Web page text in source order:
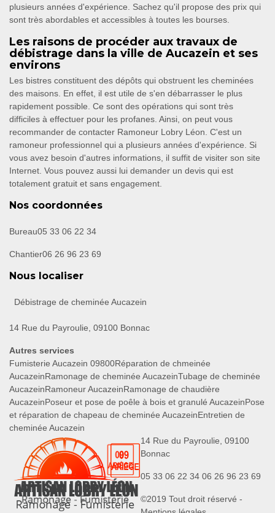
plusieurs années d'expérience. Sachez qu'il propose des prix qui
sont très abordables et accessibles à toutes les bourses.
Les raisons de procéder aux travaux de
débistrage dans la ville de Aucazein et ses
environs
Les bistres constituent des dépôts qui obstruent les cheminées
des maisons. En effet, il est utile de s'en débarrasser le plus
rapidement possible. Ce sont des opérations qui sont très
difficiles à effectuer pour les profanes. Ainsi, on peut vous
recommander de contacter Ramoneur Lobry Léon. C'est un
ramoneur professionnel qui a plusieurs années d'expérience. Si
vous avez besoin d'autres informations, il suffit de visiter son site
Internet. Vous pouvez aussi lui demander un devis qui est
totalement gratuit et sans engagement.
Nos coordonnées
Bureau05 33 06 22 34
Chantier06 26 96 23 69
Nous localiser
Débistrage de cheminée Aucazein
14 Rue du Payroulie, 09100 Bonnac
Autres services
Fumisterie Aucazein 09800Réparation de chmeinée
AucazeinRamonage de cheminée AucazeinTubage de cheminée
AucazeinRamoneur AucazeinRamonage de chaudière
AucazeinPoseur et pose de poêle à bois et granulé AucazeinPose
et réparation de chapeau de cheminée AucazeinEntretien de
cheminée Aucazein
14 Rue du Payroulie, 09100
Bonnac
05 33 06 22 34 06 26 96 23 69
©2019 Tout droit réservé -